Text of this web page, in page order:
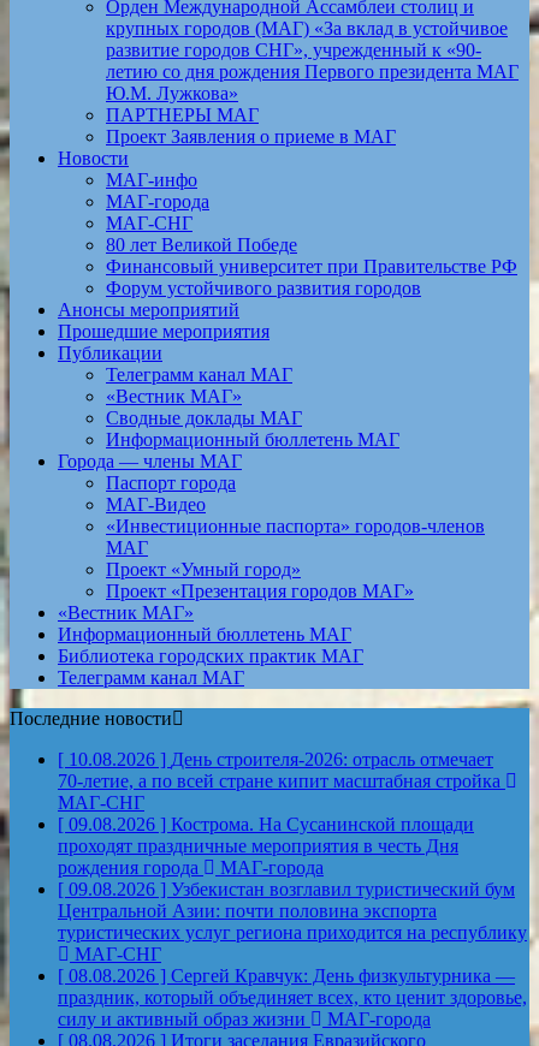
Орден Международной Ассамблеи столиц и
крупных городов (МАГ) «За вклад в устойчивое
развитие городов СНГ», учрежденный к «90-
летию со дня рождения Первого президента МАГ
Ю.М. Лужкова»
ПАРТНЕРЫ МАГ
Проект Заявления о приеме в МАГ
Новости
МАГ-инфо
МАГ-города
МАГ-СНГ
80 лет Великой Победе
Финансовый университет при Правительстве РФ
Форум устойчивого развития городов
Анонсы мероприятий
Прошедшие мероприятия
Публикации
Телеграмм канал МАГ
«Вестник МАГ»
Сводные доклады МАГ
Информационный бюллетень МАГ
Города — члены МАГ
Паспорт города
МАГ-Видео
«Инвестиционные паспорта» городов-членов
МАГ
Проект «Умный город»
Проект «Презентация городов МАГ»
«Вестник МАГ»
Информационный бюллетень МАГ
Библиотека городских практик МАГ
Телеграмм канал МАГ
Последние новости
[ 10.08.2026 ] День строителя‑2026: отрасль отмечает
70‑летие, а по всей стране кипит масштабная стройка
МАГ-СНГ
[ 09.08.2026 ] Кострома. На Сусанинской площади
проходят праздничные мероприятия в честь Дня
рождения города
МАГ-города
[ 09.08.2026 ] Узбекистан возглавил туристический бум
Центральной Азии: почти половина экспорта
туристических услуг региона приходится на республику
МАГ-СНГ
[ 08.08.2026 ] Сергей Кравчук: День физкультурника —
праздник, который объединяет всех, кто ценит здоровье,
силу и активный образ жизни
МАГ-города
[ 08.08.2026 ] Итоги заседания Евразийского